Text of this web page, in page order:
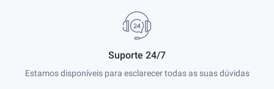
Suporte 24/7
Estamos disponíveis para esclarecer todas as suas dúvidas